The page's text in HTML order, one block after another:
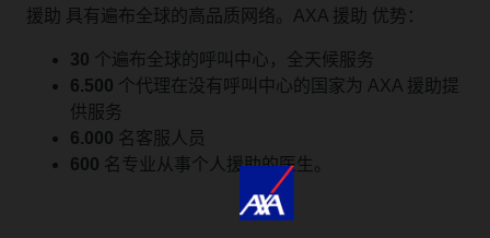
援助 具有遍布全球的高品质网络。AXA 援助 优势：
30 个遍布全球的呼叫中心，全天候服务
6.500 个代理在没有呼叫中心的国家为 AXA 援助提
供服务
6.000 名客服人员
600 名专业从事个人援助的医生。